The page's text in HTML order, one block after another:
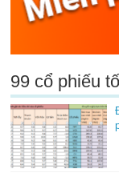
99 cổ phiếu